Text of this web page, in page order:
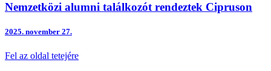
Nemzetközi alumni találkozót rendeztek Cipruson
2025. november 27.
Fel az oldal tetejére